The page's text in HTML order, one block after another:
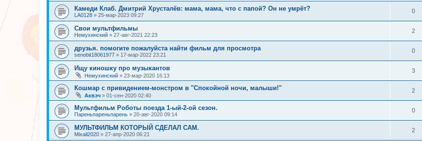
Камеди Клаб. Дмитрий Хрусталёв: мама, мама, что с папой? Он не умрёт?
LA0128 » 25-мар-2023 09:27
0
Свои мультфильмы
Немухинский » 27-авг-2021 22:23
2
друзья. помогите пожалуйста найти фильм для просмотра
senobit18061977 » 17-мар-2022 23:21
0
Ищу киношку про музыкантов
Немухинский » 23-мар-2020 16:13
3
Кошмар с привидением-монстром в "Спокойной ночи, малыши!"
Аквэч » 01-сен-2020 02:40
2
Мультфильм Роботы поезда 1-ый-2-ой сезон.
Пареньпареньпарень » 20-авг-2020 09:14
0
МУЛЬТФИЛЬМ КОТОРЫЙ СДЕЛАЛ САМ.
Mixail2020 » 27-апр-2020 06:21
2